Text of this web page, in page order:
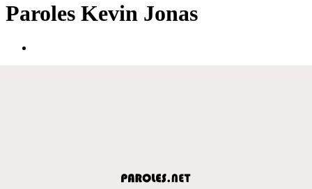
Paroles Kevin Jonas